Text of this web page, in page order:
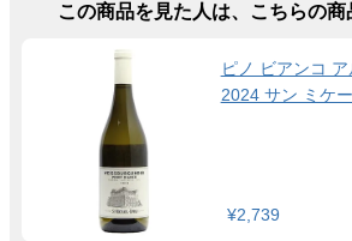
この商品を見た人は、こちらの
ピノ ビアンコ
2024 サン ミケ
¥2,739